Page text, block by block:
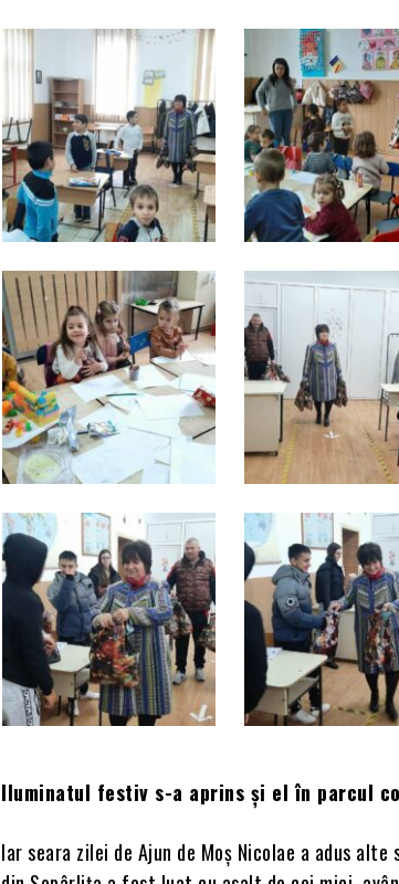
Iluminatul festiv s-a aprins și el în parcul
Iar seara zilei de Ajun de Moș Nicolae a adus